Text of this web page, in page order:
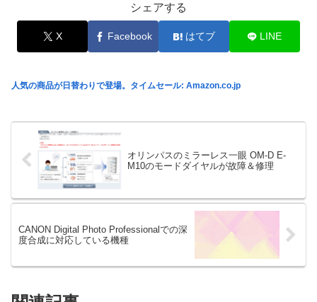
シェアする
X Facebook はてブ LINE
人気の商品が日替わりで登場。タイムセール: Amazon.co.jp
オリンパスのミラーレス一眼 OM-D E-
M10のモードダイヤルが故障＆修理
CANON Digital Photo Professionalでの深
度合成に対応している機種